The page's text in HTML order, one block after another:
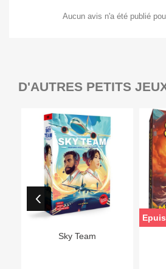
Aucun avis n'a été publié
D'AUTRES PETITS
Sky Team